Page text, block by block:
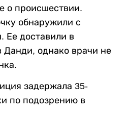
о происшествии.
обнаружили с
Ее доставили в
Данди, однако врачи не
задержала 35-
по подозрению в